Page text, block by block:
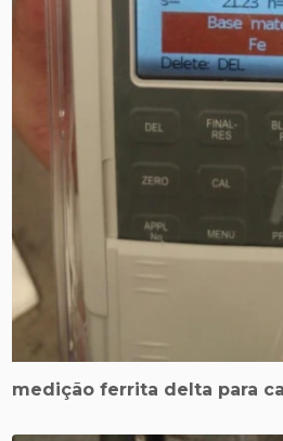
medição ferrita delta para